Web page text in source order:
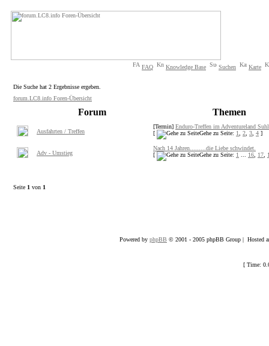
FAQ Knowledge Base Suchen Karte
Die Suche hat 2 Ergebnisse ergeben.
forum.LC8.info Foren-Übersicht
Forum Themen
Ausfahrten / Treffen
[Termin] Enduro-Treffen im Adventureland
[
Gehe zu Seite: 1 2 3 4 ]
Adv - Umstieg
Nach 14 Jahren.........die Liebe schwindet.
[
Gehe zu Seite: 1 16 17
Seite 1 von 1
Powered by phpBB © 2001 - 2005 phpBB Group | Hosted
[ Time: